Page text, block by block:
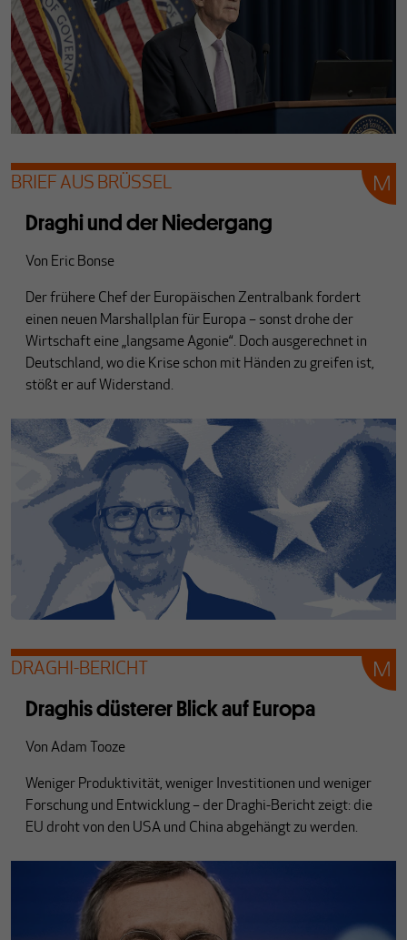
BRIEF AUS BRÜSSEL
Draghi und der Niedergang
Von Eric Bonse
Der frühere Chef der Europäischen Zentralbank fordert
einen neuen Marshallplan für Europa – sonst drohe der
Wirtschaft eine „langsame Agonie“. Doch ausgerechnet in
Deutschland, wo die Krise schon mit Händen zu greifen ist,
stößt er auf Widerstand.
DRAGHI-BERICHT
Draghis düsterer Blick auf Europa
Von Adam Tooze
Weniger Produktivität, weniger Investitionen und weniger
Forschung und Entwicklung – der Draghi-Bericht zeigt: die
EU droht von den USA und China abgehängt zu werden.